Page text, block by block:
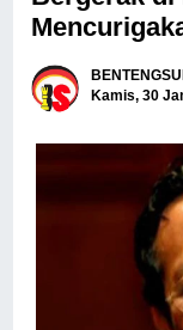
Kamis, 30